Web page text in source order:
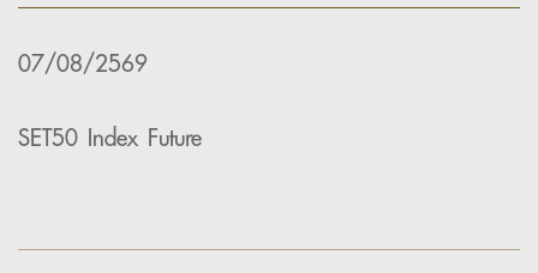
07/08/2569
SET50 Index Future